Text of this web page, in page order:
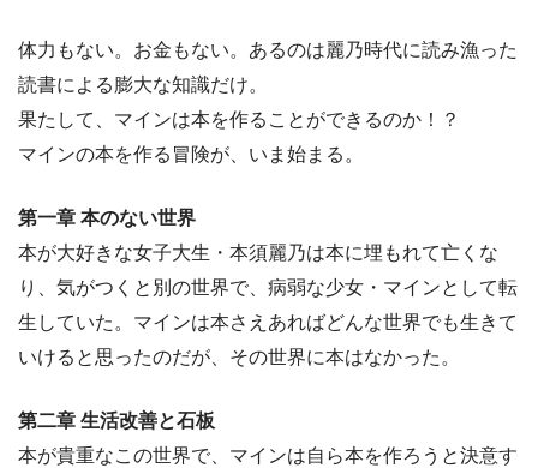
体力もない。お金もない。あるのは麗乃時代に読み漁った
読書による膨大な知識だけ。
果たして、マインは本を作ることができるのか！？
マインの本を作る冒険が、いま始まる。
第一章 本のない世界
本が大好きな女子大生・本須麗乃は本に埋もれて亡くな
り、気がつくと別の世界で、病弱な少女・マインとして転
生していた。マインは本さえあればどんな世界でも生きて
いけると思ったのだが、その世界に本はなかった。
第二章 生活改善と石板
本が貴重なこの世界で、マインは自ら本を作ろうと決意す